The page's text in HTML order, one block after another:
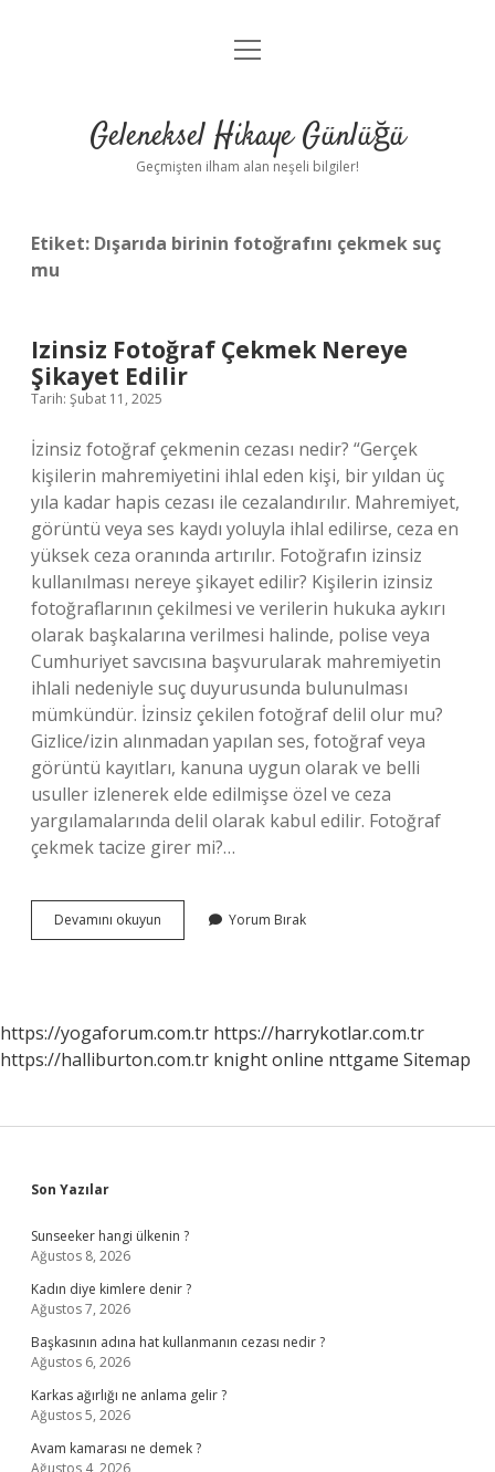
Anasayfa
Yasal Uyarı
menüyü
Geleneksel Hikaye Günlüğü
Geçmişten ilham alan neşeli bilgiler!
Etiket: Dışarıda birinin fotoğrafını çekmek suç
mu
Izinsiz Fotoğraf Çekmek Nereye
Şikayet Edilir
Tarih: Şubat 11, 2025
İzinsiz fotoğraf çekmenin cezası nedir? “Gerçek
kişilerin mahremiyetini ihlal eden kişi, bir yıldan üç
yıla kadar hapis cezası ile cezalandırılır. Mahremiyet,
görüntü veya ses kaydı yoluyla ihlal edilirse, ceza en
yüksek ceza oranında artırılır. Fotoğrafın izinsiz
kullanılması nereye şikayet edilir? Kişilerin izinsiz
fotoğraflarının çekilmesi ve verilerin hukuka aykırı
olarak başkalarına verilmesi halinde, polise veya
Cumhuriyet savcısına başvurularak mahremiyetin
ihlali nedeniyle suç duyurusunda bulunulması
mümkündür. İzinsiz çekilen fotoğraf delil olur mu?
Gizlice/izin alınmadan yapılan ses, fotoğraf veya
görüntü kayıtları, kanuna uygun olarak ve belli
usuller izlenerek elde edilmişse özel ve ceza
yargılamalarında delil olarak kabul edilir. Fotoğraf
çekmek tacize girer mi?…
Devamını okuyun
Fotoğraf
Yorum Bırak
https://yogaforum.com.tr https://harrykotlar.com.tr
https://halliburton.com.tr knight online nttgame Sitemap
Sidebar
Son Yazılar
Sunseeker hangi ülkenin ?
Ağustos 8, 2026
Kadın diye kimlere denir ?
Ağustos 7, 2026
Başkasının adına hat kullanmanın cezası nedir ?
Ağustos 6, 2026
Karkas ağırlığı ne anlama gelir ?
Ağustos 5, 2026
Avam kamarası ne demek ?
Ağustos 4, 2026